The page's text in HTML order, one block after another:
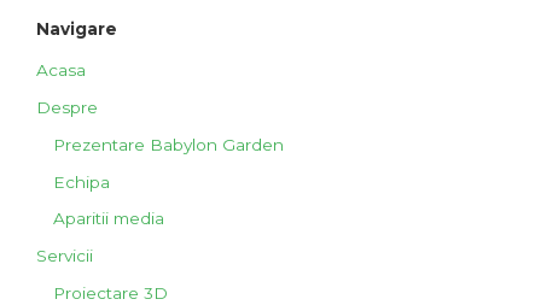
Navigare
Acasa
Despre
Prezentare Babylon Garden
Echipa
Aparitii media
Servicii
Proiectare 3D